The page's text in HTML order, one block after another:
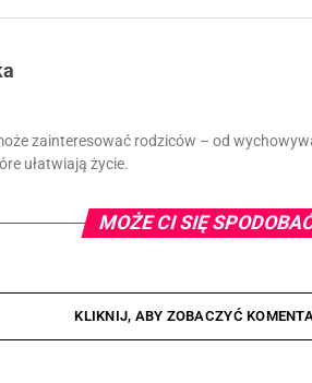
zainteresować rodziców – od
ułatwiają życie.
MOŻE CI SIĘ
KLIKNIJ, ABY ZOBACZYĆ